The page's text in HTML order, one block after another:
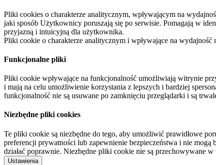
Pliki cookies o charakterze analitycznym, wpływającym na
jaki sposób Użytkownicy poruszają się po serwisie. Pomagają w
przyjazną i intuicyjną dla użytkownika.
Pliki cookie o charakterze analitycznym i wpływające na
Funkcjonalne pliki
Pliki cookie wpływające na funkcjonalność umożliwiają witrynie
i mają na celu umożliwienie korzystania z lepszych i bardziej
funkcjonalność nie są usuwane po zamknięciu przeglądarki i są
Niezbędne pliki cookies
Te pliki cookie są niezbędne do tego, aby umożliwić prawidłowe
preferencji prywatności lub zapewnienie bezpieczeństwa i nie
działać poprawnie. Niezbędne pliki cookie nie są przechowywane
Ustawienia